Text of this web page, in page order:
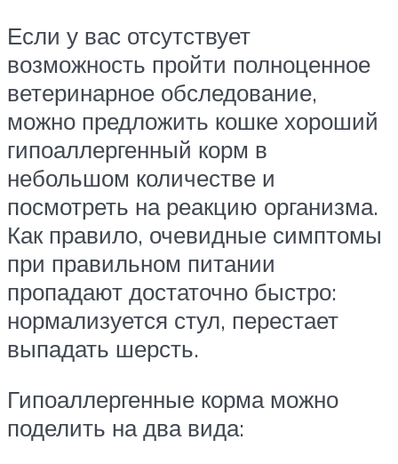
Если у вас отсутствует
возможность пройти полноценное
ветеринарное обследование,
можно предложить кошке хороший
гипоаллергенный корм в
небольшом количестве и
посмотреть на реакцию организма.
Как правило, очевидные симптомы
при правильном питании
пропадают достаточно быстро:
нормализуется стул, перестает
выпадать шерсть.
Гипоаллергенные корма можно
поделить на два вида: